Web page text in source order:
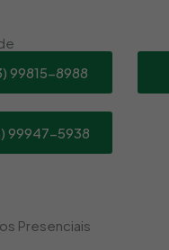
99815-8988
99947-5938
Presenciais